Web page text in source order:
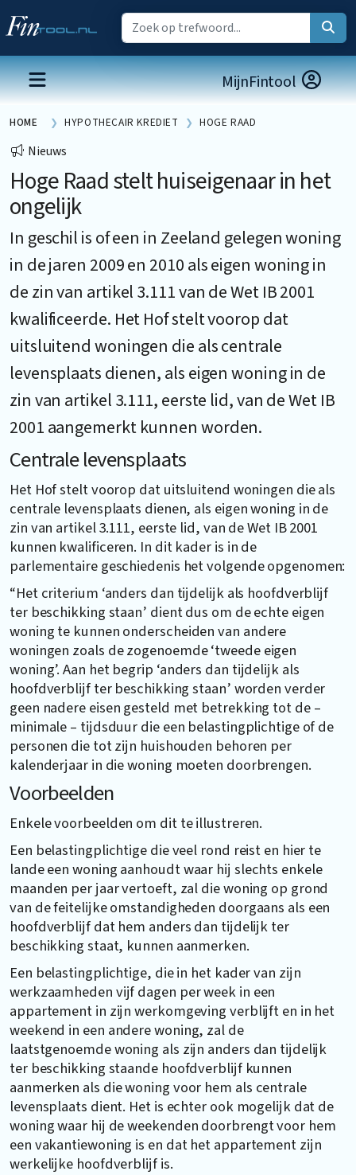
MijnFintool
HOME HYPOTHECAIR KREDIET HOGE RAAD
Nieuws
Hoge Raad stelt huiseigenaar in het
ongelijk
In geschil is of een in Zeeland gelegen woning
in de jaren 2009 en 2010 als eigen woning in
de zin van artikel 3.111 van de Wet IB 2001
kwalificeerde. Het Hof stelt voorop dat
uitsluitend woningen die als centrale
levensplaats dienen, als eigen woning in de
zin van artikel 3.111, eerste lid, van de Wet IB
2001 aangemerkt kunnen worden.
Centrale levensplaats
Het Hof stelt voorop dat uitsluitend woningen die als
centrale levensplaats dienen, als eigen woning in de
zin van artikel 3.111, eerste lid, van de Wet IB 2001
kunnen kwalificeren. In dit kader is in de
parlementaire geschiedenis het volgende opgenomen:
“Het criterium ‘anders dan tijdelijk als hoofdverblijf
ter beschikking staan’ dient dus om de echte eigen
woning te kunnen onderscheiden van andere
woningen zoals de zogenoemde ‘tweede eigen
woning’. Aan het begrip ‘anders dan tijdelijk als
hoofdverblijf ter beschikking staan’ worden verder
geen nadere eisen gesteld met betrekking tot de –
minimale – tijdsduur die een belastingplichtige of de
personen die tot zijn huishouden behoren per
kalenderjaar in die woning moeten doorbrengen.
Voorbeelden
Enkele voorbeelden om dit te illustreren.
Een belastingplichtige die veel rond reist en hier te
lande een woning aanhoudt waar hij slechts enkele
maanden per jaar vertoeft, zal die woning op grond
van de feitelijke omstandigheden doorgaans als een
hoofdverblijf dat hem anders dan tijdelijk ter
beschikking staat, kunnen aanmerken.
Een belastingplichtige, die in het kader van zijn
werkzaamheden vijf dagen per week in een
appartement in zijn werkomgeving verblijft en in het
weekend in een andere woning, zal de
laatstgenoemde woning als zijn anders dan tijdelijk
ter beschikking staande hoofdverblijf kunnen
aanmerken als die woning voor hem als centrale
levensplaats dient. Het is echter ook mogelijk dat de
woning waar hij de weekenden doorbrengt voor hem
een vakantiewoning is en dat het appartement zijn
werkelijke hoofdverblijf is.